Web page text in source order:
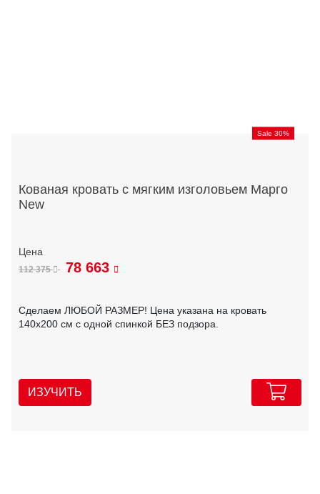
Sale 30%
Кованая кровать с мягким изголовьем Марго
New
112 375 78 663
Сделаем ЛЮБОЙ РАЗМЕР! Цена указана на кровать
140х200 см с одной спинкой БЕЗ подзора.
ИЗУЧИТЬ